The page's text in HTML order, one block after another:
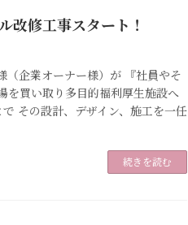
改修工事スタート！
（企業オーナー様）が 『社員やそ
買い取り多目的福利厚生施設へ
その設計、デザイン、施工を一任
続きを読む